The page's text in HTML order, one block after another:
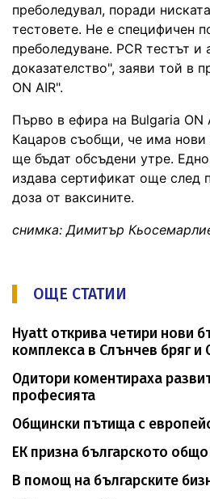
преболедувал, поради
тестовете. Не е специфичен
преболедуване. PCR тестът и
доказателство", заяви той в
ON AIR".
Първо в ефира на Bulgaria ON
Кацаров съобщи, че има
ще бъдат обсъдени утре.
издава сертификат още след
доза от ваксините.
снимка: Димитър
ОЩЕ СТАТИИ
Hyatt открива четири нови
комплекса в Слънчев бряг и
Одитори коментираха
професията
Общински пътища с
ЕК призна българското
В помощ на българските